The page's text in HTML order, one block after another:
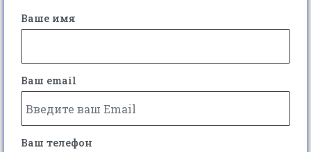
Ваше имя
Ваш email
Ваш телефон